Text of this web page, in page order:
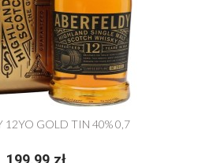
12YO GOLD TIN 40% 0,7
199,99 zł